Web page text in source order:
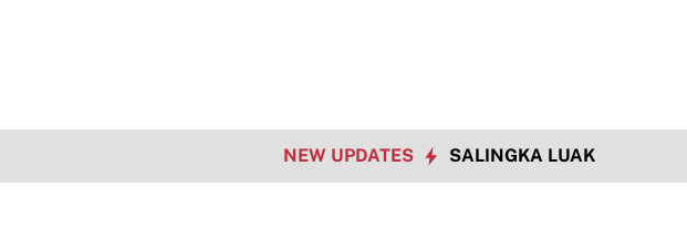
NEW UPDATES SALINGKA LUAK